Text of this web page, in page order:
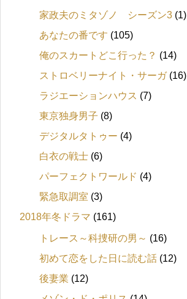
家政夫のミタゾノ シーズン3 (1)
あなたの番です (105)
俺のスカートどこ行った？ (14)
ストロベリーナイト・サーガ(16)
ラジエーションハウス (7)
東京独身男子 (8)
デジタルタトゥー (4)
白衣の戦士 (6)
パーフェクトワールド (4)
緊急取調室 (3)
2018年冬ドラマ (161)
トレース～科捜研の男～ (16)
初めて恋をした日に読む話 (12)
後妻業 (12)